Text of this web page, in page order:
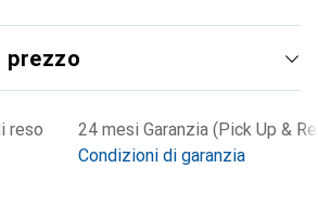
prezzo
reso
24 mesi Garanzia (Pick Up &
Condizioni di garanzia